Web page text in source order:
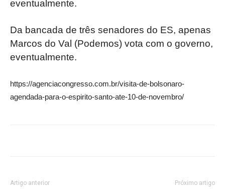
eventualmente.
Da bancada de três senadores do ES, apenas
Marcos do Val (Podemos) vota com o governo,
eventualmente.
https://agenciacongresso.com.br/visita-de-bolsonaro-
agendada-para-o-espirito-santo-ate-10-de-novembro/
Artigo anterior Próximo artigo